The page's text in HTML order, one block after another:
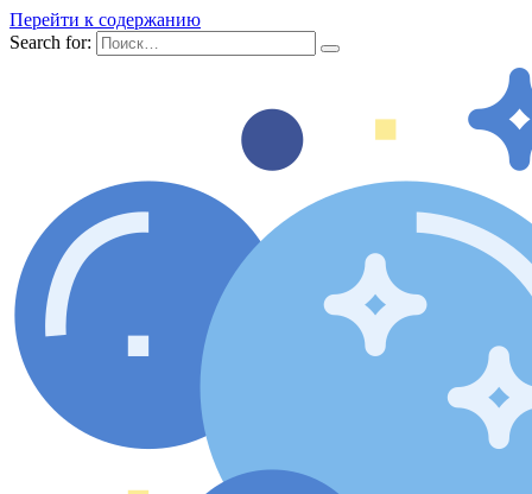
Перейти к содержанию
Search for: